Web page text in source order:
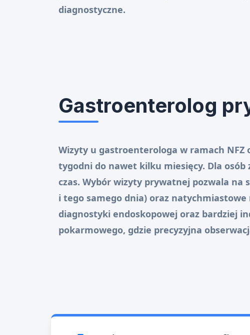
diagnostyczne.
Gastroenterolog
Wizyty u gastroenterologa w ramach
tygodni do nawet kilku miesięcy. Dla
czas. Wybór wizyty prywatnej pozwala
i tego samego dnia) oraz
diagnostyki endoskopowej oraz bardziej
pokarmowego, gdzie precyzyjna